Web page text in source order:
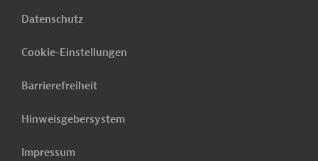
Datenschutz
Cookie-Einstellungen
Barrierefreiheit
Hinweisgebersystem
Impressum